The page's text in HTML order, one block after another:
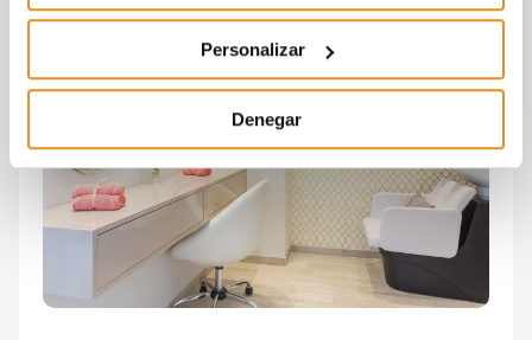
Personalizar
Denegar